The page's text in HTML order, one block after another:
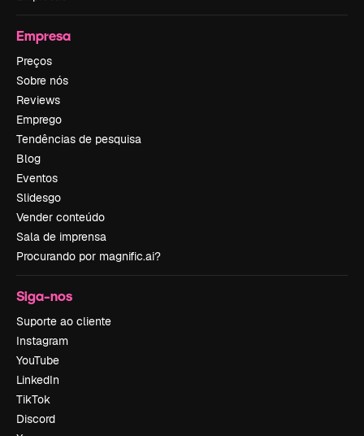
Empresa
Preços
Sobre nós
Reviews
Emprego
Tendências de pesquisa
Blog
Eventos
Slidesgo
Vender conteúdo
Sala de imprensa
Procurando por magnific.ai?
Siga-nos
Suporte ao cliente
Instagram
YouTube
LinkedIn
TikTok
Discord